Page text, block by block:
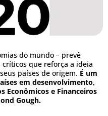
do mundo – prevê
que reforça a ideia
países de origem. É um
em desenvolvimento,
Econômicos e Financeiros
Gough.